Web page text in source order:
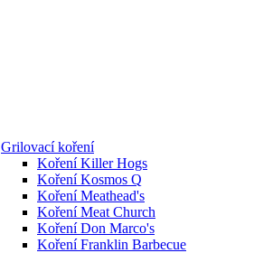
Grilovací koření
Koření Killer Hogs
Koření Kosmos Q
Koření Meathead's
Koření Meat Church
Koření Don Marco's
Koření Franklin Barbecue